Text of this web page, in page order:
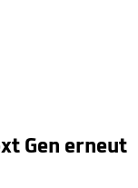
Gen erneut